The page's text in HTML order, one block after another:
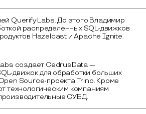
Querify Labs. До этого Владимир
распределенных SQL-движков
Hazelcast и Apache Ignite.
создает CedrusData —
движок для обработки больших
Source-проекта Trino. Кроме
технологическим компаниям
СУБД.